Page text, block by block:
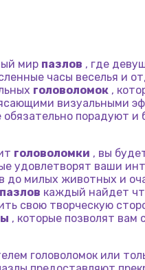
мир пазлов , где
часы веселья и
головоломок ,
визуальными
порадуют и
головоломки , вы
удовлетворят ваши
до милых животных и
пазлов каждый найдет
свою творческую
, которые позволят вам
головоломок или